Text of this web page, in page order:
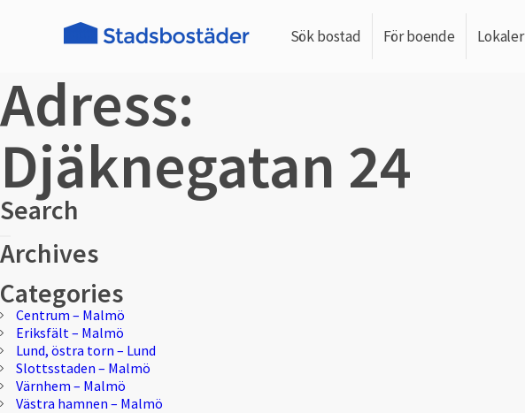
Sök bostad För boende Lokaler
Adress:
Djäknegatan 24
Search
efter:
Sök
Archives
Categories
Centrum – Malmö
Eriksfält – Malmö
Lund, östra torn – Lund
Slottsstaden – Malmö
Värnhem – Malmö
Västra hamnen – Malmö